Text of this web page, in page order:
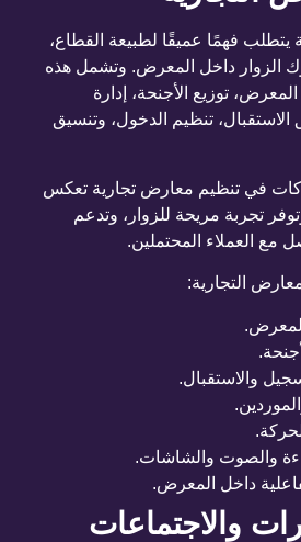
يتطلب فهمًا عميقًا لطبيعة القطاع،
الزوار داخل المعرض. وتشمل هذه
توزيع الأجنحة، إدارة
الاستقبال، تنظيم الدخول، وتنسيق
في تنظيم معارض تجارية تعكس
تجربة مريحة للزوار، وتدعم
مع العملاء المحتملين.
التجارية:
والاستقبال.
والصوت والشاشات.
داخل المعرض.
والاجتماعات